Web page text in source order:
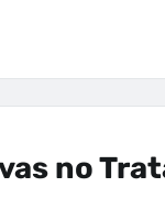
no